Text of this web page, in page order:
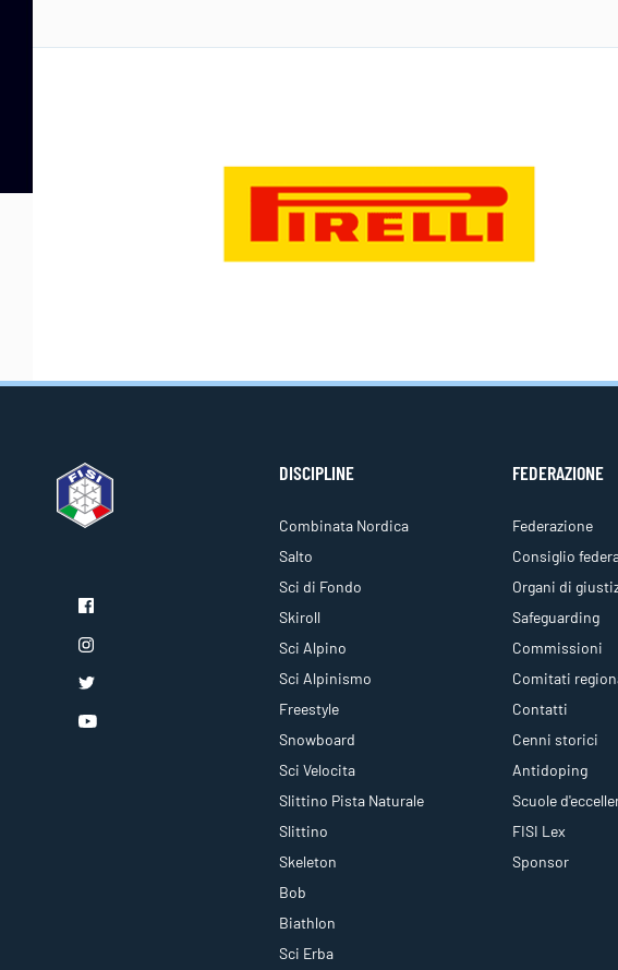
DISCIPLINE
Combinata Nordica
Salto
Sci di Fondo
Skiroll
Sci Alpino
Sci Alpinismo
Freestyle
Snowboard
Sci Velocita
Slittino Pista Naturale
Slittino
Skeleton
Bob
Biathlon
Sci Erba
FEDERAZIONE
Federazione
Consiglio
Organi di
Safeguarding
Commissioni
Comitati
Contatti
Cenni storici
Antidoping
Scuole
FISI Lex
Sponsor